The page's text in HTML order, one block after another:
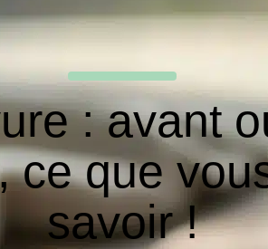
: avant
ce que
savoir !